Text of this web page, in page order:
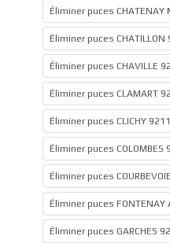
Éliminer puces CHATENAY
Éliminer puces CHATILLON
Éliminer puces CHAVILLE
Éliminer puces CLAMART
Éliminer puces CLICHY
Éliminer puces COLOMBES
Éliminer puces
Éliminer puces FONTENAY
Éliminer puces GARCHES